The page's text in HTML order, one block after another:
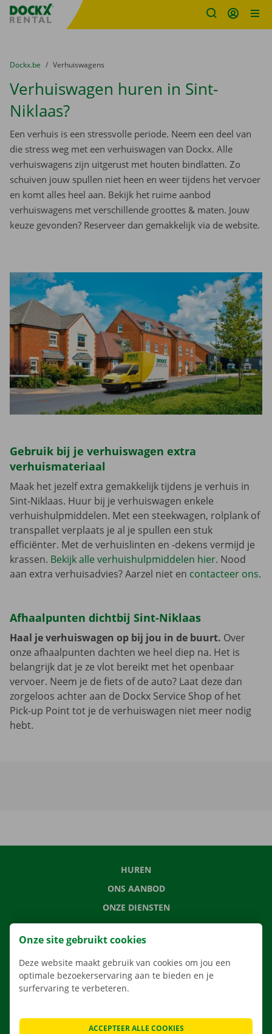
Fratello DEMO
U bevindt zich hier:
van
Dockx.be naar
Verhuiswagens
Verhuiswagen huren in Sint-
Niklaas?
Een verhuis is een stressvolle periode. Neem een deel van
die stress weg met een verhuiswagen van Dockx. Alle
verhuiswagens zijn uitgerust met houten bindlatten. Zo
schuiven jouw spullen niet heen en weer tijdens het vervoer
en komt alles heel aan. Bekijk het ruime aanbod
verhuiswagens met verschillende groottes & maten. Jouw
keuze gevonden? Reserveer dan gemakkelijk via de website.
Gebruik bij je verhuiswagen extra
verhuismateriaal
Maak het jezelf extra gemakkelijk tijdens je verhuis in
Sint-Niklaas. Huur bij je verhuiswagen enkele
verhuishulpmiddelen. Met een steekwagen, rolplank of
transpallet verplaats je al je spullen een stuk
efficiënter. Met de verhuislinten en -dekens vermijd je
krassen. Bekijk alle verhuishulpmiddelen hier. Nood
aan extra verhuisadvies? Aarzel niet en contacteer ons.
Afhaalpunten dichtbij Sint-Niklaas
Haal je verhuiswagen op bij jou in de buurt. Over
onze afhaalpunten dachten we heel diep na. Het is
belangrijk dat je ze vlot bereikt met het openbaar
vervoer. Neem je de fiets of de auto? Laat deze dan
zorgeloos achter aan de Dockx Service Shop of het
Pick-up Point tot je de verhuiswagen niet meer nodig
hebt.
HUREN
ONS AANBOD
ONZE DIENSTEN
LOCATIES
APP
VERHUISOPLOSSINGEN
CONTACTEER ONS
Onze site gebruikt cookies
Deze website maakt gebruik van cookies om jou een
optimale bezoekerservaring aan te bieden en je
surfervaring te verbeteren.
ACCEPTEER ALLE COOKIES